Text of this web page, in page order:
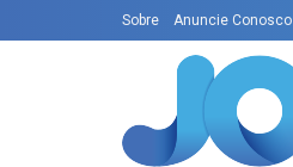
Sobre Anuncie Conosco